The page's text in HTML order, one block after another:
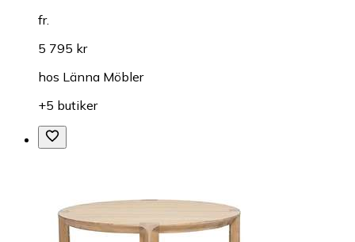
fr.
5 795 kr
hos Länna Möbler
+5 butiker